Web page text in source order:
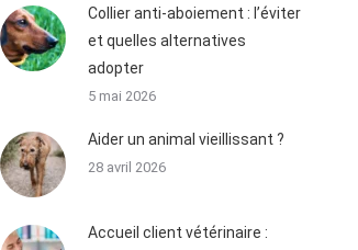
Collier anti-aboiement : l’éviter
et quelles alternatives
adopter
5 mai 2026
Aider un animal vieillissant ?
28 avril 2026
Accueil client vétérinaire :